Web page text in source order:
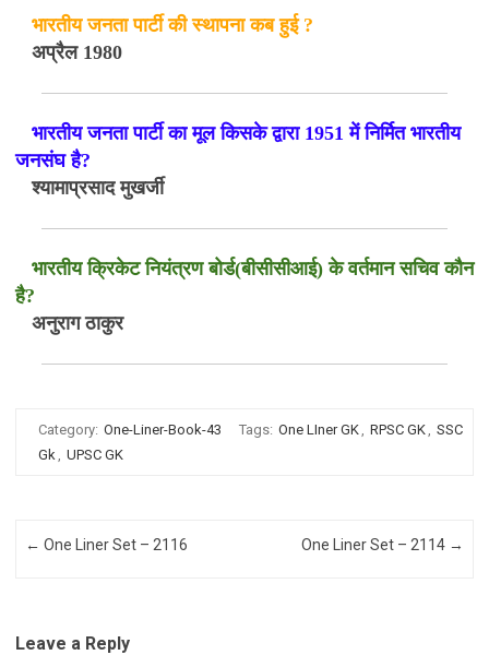
भारतीय जनता पार्टी की स्थापना कब हुई ?
अप्रैल 1980
भारतीय जनता पार्टी का मूल किसके द्वारा 1951 में निर्मित भारतीय
जनसंघ है?
श्यामाप्रसाद मुखर्जी
भारतीय क्रिकेट नियंत्रण बोर्ड(बीसीसीआई) के वर्तमान सचिव कौन
है?
अनुराग ठाकुर
Category: One-Liner-Book-43 Tags: One LIner GK, RPSC GK, SSC
Gk, UPSC GK
Post navigation
← One Liner Set – 2116 One Liner Set – 2114 →
Leave a Reply